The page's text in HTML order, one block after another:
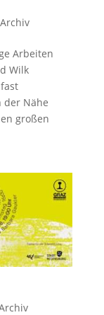
Archiv
Arbeiten
Wilk
der Nähe
großen